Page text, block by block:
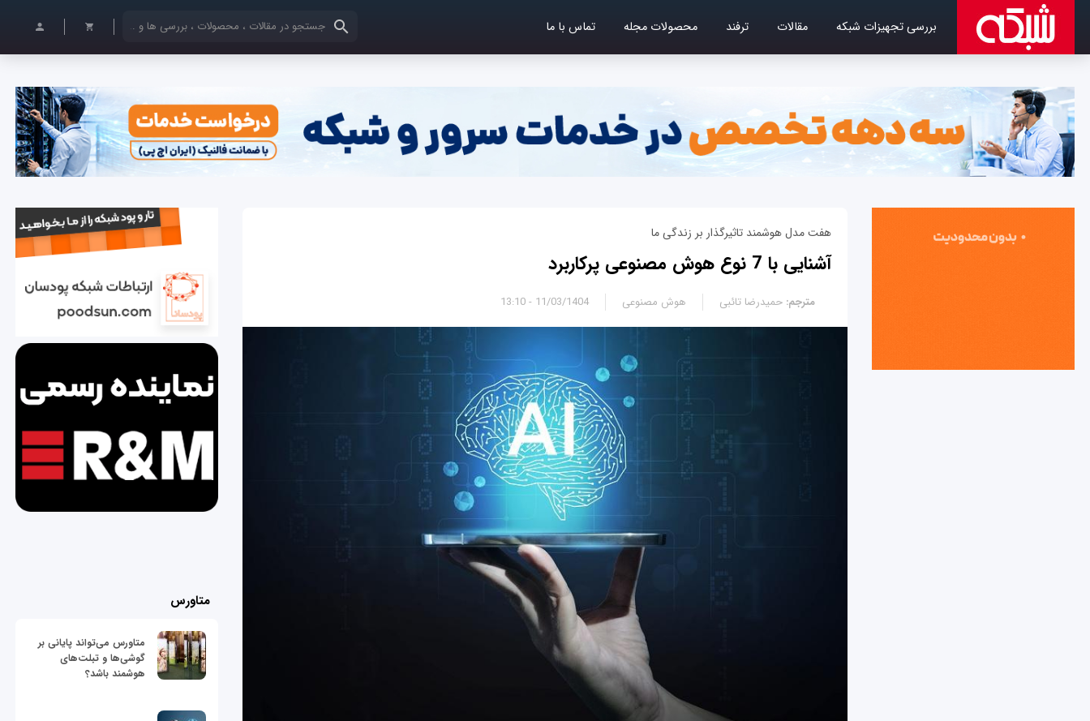
بررسی تجهیزات شبکه مقالات ترفند محصولات مجله تماس با ما کلمات کلیدی خود را وارد کنید
هفت مدل هوشمند تاثیرگذار بر زندگی ما
آشنایی با 7 نوع هوش مصنوعی پرکاربرد
11/03/1404 - 13:10 مترجم: حمیدرضا تائبی هوش مصنوعی
متاورس
متاورس می‌تواند پایانی بر
گوشی‌ها و تبلت‌های
هوشمند باشد؟